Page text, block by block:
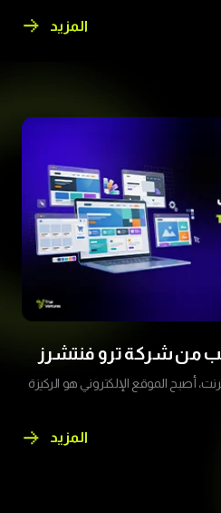
المزيد
انشاء
الدليل
لإنشاء
تطبيق
ناجح
في
السعودية
من شركة ترو فنتشرز
أصبح الموقع الإلكتروني هو الركيزة
المزيد
نماذج